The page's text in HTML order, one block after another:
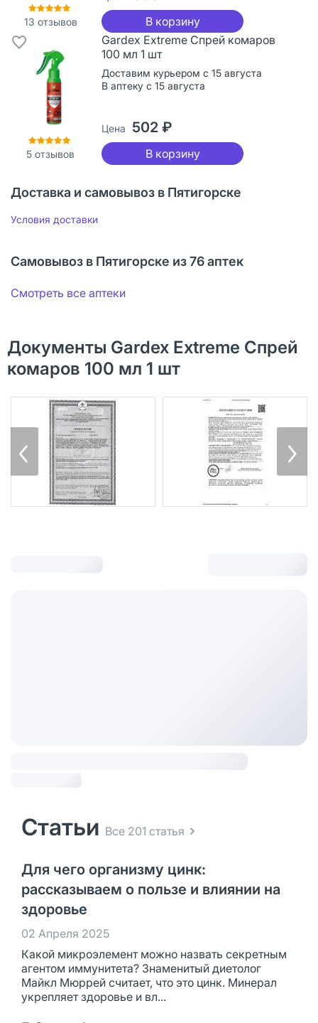
13 отзывов В корзину
5 отзывов
Gardex Extreme Спрей комаров
100 мл 1 шт
Доставим курьером с 15 августа
В аптеку с 15 августа
Цена 502 ₽
В корзину
Доставка и самовывоз в Пятигорске
Условия доставки
Самовывоз в Пятигорске из 76 аптек
Смотреть все аптеки
Документы Gardex Extreme Спрей
комаров 100 мл 1 шт
Статьи Все 201 статья
Для чего организму цинк:
рассказываем о пользе и влиянии на
здоровье
02 Апреля 2025
Какой микроэлемент можно назвать секретным
агентом иммунитета? Знаменитый диетолог
Майкл Мюррей считает, что это цинк. Минерал
укрепляет здоровье и вл...